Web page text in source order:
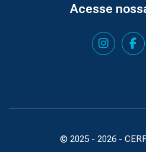
Acesse
© 2025 - 2026 -